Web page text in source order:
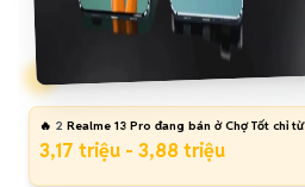
🔥 2 Realme 13 Pro đang bán ở Chợ Tốt chỉ từ
3,17 triệu - 3,88 triệu